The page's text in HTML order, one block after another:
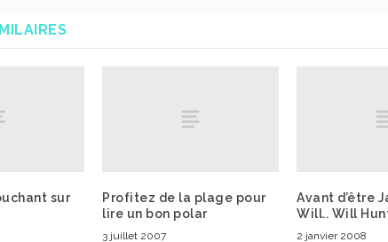
sur
Profitez de la plage pour
lire un bon polar
3 juillet 2007
Avant d’être
Will.. Will
2 janvier 2008